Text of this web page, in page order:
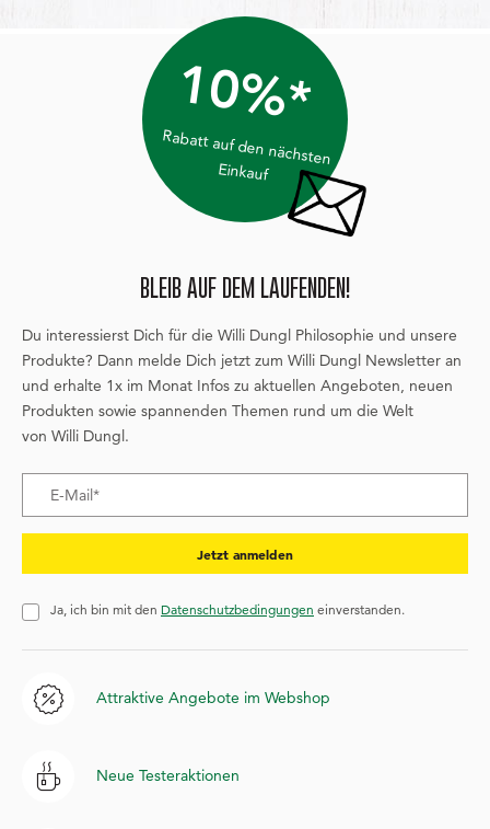
10%*
Rabatt auf den nächsten
Einkauf
BLEIB AUF DEM LAUFENDEN!
Du interessierst Dich für die Willi Dungl Philosophie und unsere
Produkte? Dann melde Dich jetzt zum Willi Dungl Newsletter an
und erhalte 1x im Monat Infos zu aktuellen Angeboten, neuen
Produkten sowie spannenden Themen rund um die Welt
von Willi Dungl.
Jetzt anmelden
Ja, ich bin mit den Datenschutzbedingungen einverstanden.
Attraktive Angebote im Webshop
Neue Testeraktionen